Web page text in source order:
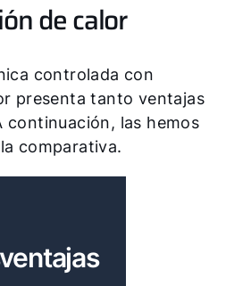
de calor
controlada con
presenta tanto ventajas
continuación, las hemos
comparativa.